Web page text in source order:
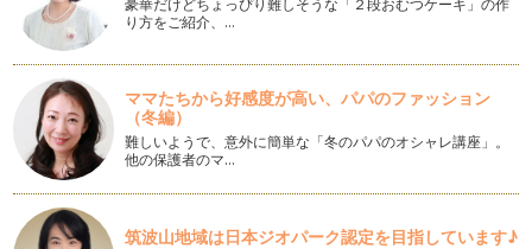
どれも牛乳を使ったコーヒーではあるけれど、カフェ・ラテと
カフェ・オ・レとカプチーノの違いっ…
カフェイン発見はここから！
カフェインというのは、いつ見つかったのか！？ コーヒーの
発見にはカフェインが重要な…
最新！コーヒー情報！
最近、コーヒー業界では、COE（カップオブエクセレンス）と
いう「その年その国でもっともおい…
豪華だけどちょっぴり難しそうな「２段おむつケーキ」の作
り方をご紹介、…
ママたちから好感度が高い、パパのファッション
（冬編）
難しいようで、意外に簡単な「冬のパパのオシャレ講座」。
他の保護者のマ…
筑波山地域は日本ジオパーク認定を目指しています♪